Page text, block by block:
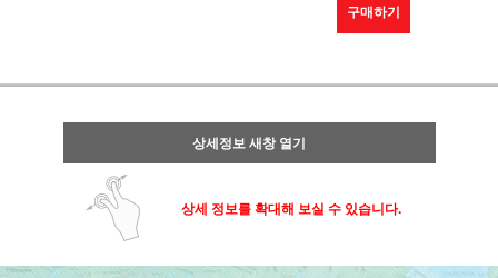
구매하기
상세정보 새창 열기
상세 정보를 확대해 보실 수 있습니다.